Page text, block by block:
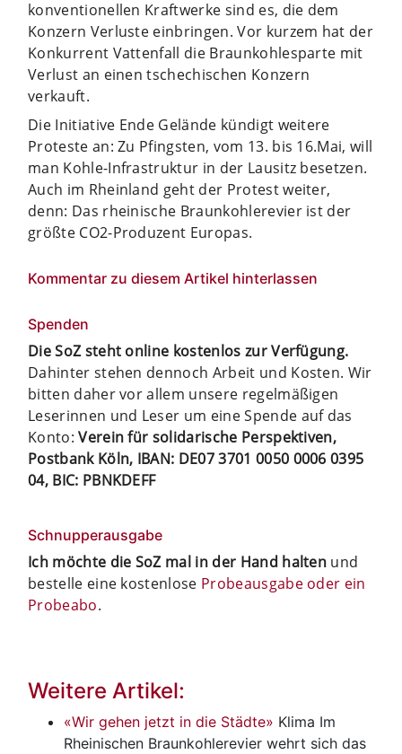
konventionellen Kraftwerke sind es, die dem
Konzern Verluste einbringen. Vor kurzem hat der
Konkurrent Vattenfall die Braunkohlesparte mit
Verlust an einen tschechischen Konzern
verkauft.
Die Initiative Ende Gelände kündigt weitere
Proteste an: Zu Pfingsten, vom 13. bis 16.Mai, will
man Kohle-Infrastruktur in der Lausitz besetzen.
Auch im Rheinland geht der Protest weiter,
denn: Das rheinische Braunkohlerevier ist der
größte CO2-Produzent Europas.
Kommentar zu diesem Artikel hinterlassen
Spenden
Die SoZ steht online kostenlos zur Verfügung.
Dahinter stehen dennoch Arbeit und Kosten. Wir
bitten daher vor allem unsere regelmäßigen
Leserinnen und Leser um eine Spende auf das
Konto:Verein für solidarische Perspektiven,
Postbank Köln, IBAN: DE07 3701 0050 0006 0395
04, BIC: PBNKDEFF
Schnupperausgabe
Ich möchte die SoZ mal in der Hand halten und
bestelle eine kostenlose Probeausgabe oder ein
Probeabo.
Weitere Artikel:
«Wir gehen jetzt in die Städte» Klima Im
Rheinischen Braunkohlerevier wehrt sich das